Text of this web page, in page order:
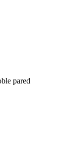
pared